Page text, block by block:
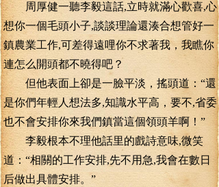
周厚健一聽李毅這話,立時就滿心歡喜,心
想你一個毛頭小子,談談理論還湊合想管好一
鎮農業工作,可差得遠哩你不求著我，我瞧你
連怎么開頭都不曉得吧？
但他表面上卻是一臉平淡，搖頭道：“還
是你們年輕人想法多,知識水平高，要不,省委
也不會安排你來我們鎮當這個領頭羊啊！”
李毅根本不理他話里的戲詩意味,微笑
道：“相關的工作安排,先不用急,我會在數日
后做出具體安排。”